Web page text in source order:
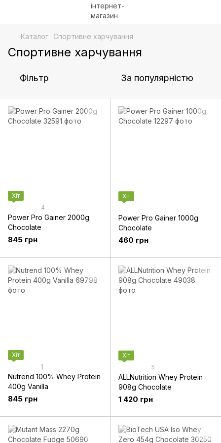
Каталог Спортивне харчування
Спортивне харчування
Фільтр За популярністю
Хіт
4
Power Pro Gainer 2000g
Chocolate
845 грн
Хіт
Power Pro Gainer 1000g
Chocolate
460 грн
Хіт
1
Nutrend 100% Whey Protein
400g Vanilla
845 грн
Хіт
5
ALLNutrition Whey Protein
908g Chocolate
1 420 грн